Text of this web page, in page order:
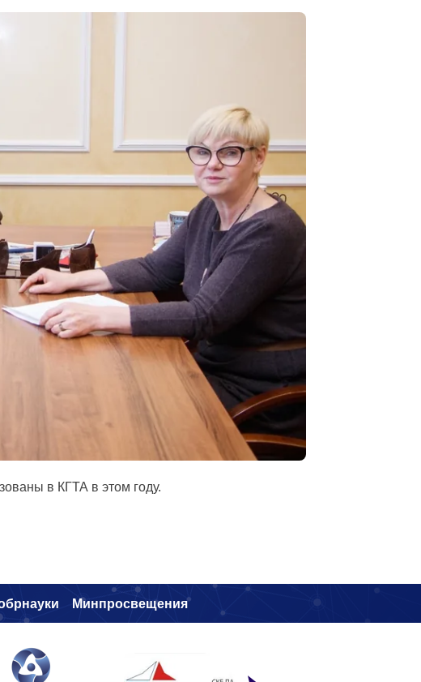
в КГТА в этом году.
Минпросвещения